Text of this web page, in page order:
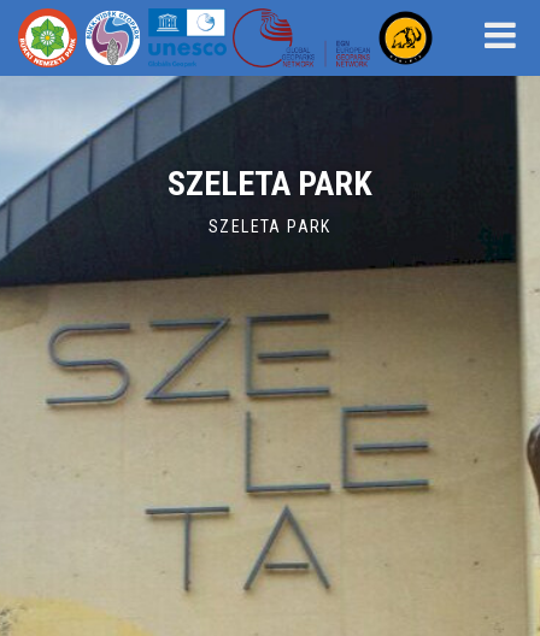
SZELETA PARK
SZELETA PARK